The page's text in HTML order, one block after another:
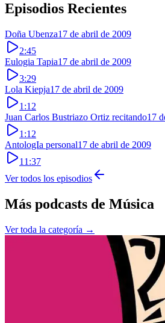
Episodios Recientes
Doña Ubenza17 de abril de 2009
2:45
Eulogia Tapia17 de abril de 2009
3:29
Lola Kiepja17 de abril de 2009
1:12
Juan Carlos Bustriazo Ortiz recitando17
1:12
AntologIa personal17 de abril de 2009
11:37
Ver todos los episodios
Más podcasts de Música
Ver toda la categoría →